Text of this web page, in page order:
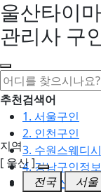
울산타이
관리사 구
추천검색어
1. 서울구인
2. 인천구인
3. 수원스웨디
4. 강남구인정보
5. 동탄스웨디
지역
[ 울산 ]
전국
서울